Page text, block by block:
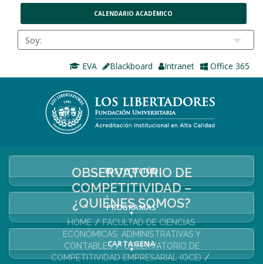
CALENDARIO ACADÉMICO
EVA Blackboard Intranet Office 365
INSTITUCIÓN
+
PROGRAMAS
+
CARTAGENA
+
OBSERVATORIO DE
COMPETITIVIDAD –
¿QUIÉNES SOMOS?
HOME
FACULTAD DE CIENCIAS
ECONÓMICAS, ADMINISTRATIVAS Y
CONTABLES
OBSERVATORIO DE
COMPETITIVIDAD EMPRESARIAL (OCE)